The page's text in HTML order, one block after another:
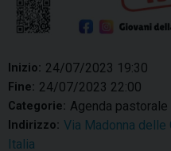
Inizio: 24/07/2023 19:30
Fine: 24/07/2023 22:00
Categorie: Agenda pastorale
Indirizzo: Via Madonna
Italia